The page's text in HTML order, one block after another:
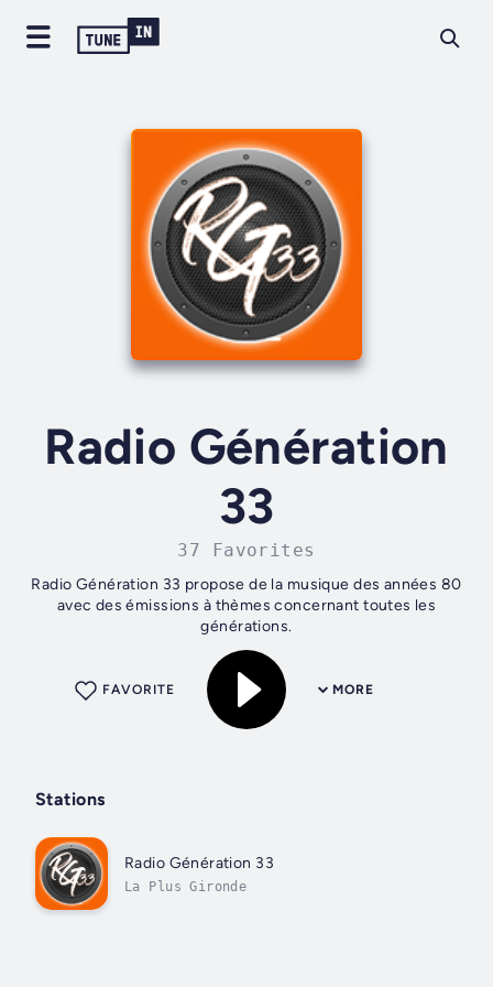
Radio Génération
33
37 Favorites
Radio Génération 33 propose de la musique des années 80
avec des émissions à thèmes concernant toutes les
générations.
MORE
FAVORITE
Stations
Radio Génération 33
La Plus Gironde